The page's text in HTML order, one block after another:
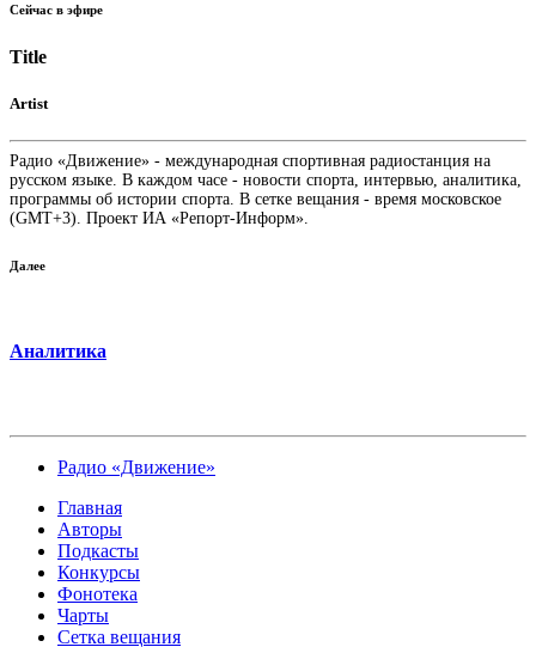
Сейчас в эфире
Title
Artist
Радио «Движение» - международная спортивная радиостанция на
русском языке. В каждом часе - новости спорта, интервью, аналитика,
программы об истории спорта. В сетке вещания - время московское
(GMT+3). Проект ИА «Репорт-Информ».
Далее
Аналитика
Радио «Движение»
Главная
Авторы
Подкасты
Конкурсы
Фонотека
Чарты
Сетка вещания